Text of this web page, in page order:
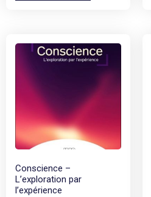
Conscience –
L’exploration par
l’expérience